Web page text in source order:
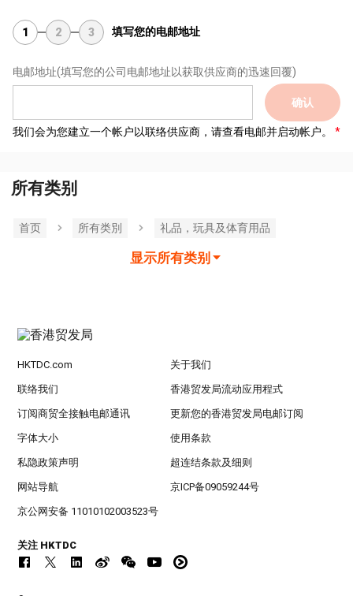
1 2 3 填写您的电邮地址
电邮地址(填写您的公司电邮地址以获取供应商的迅速回覆)
确认
我们会为您建立一个帐户以联络供应商，请查看电邮并启动帐户。
所有类别
首页 所有类別 礼品，玩具及体育用品
显示所有类别
HKTDC.com 关于我们
联络我们 香港贸发局流动应用程式
订阅商贸全接触电邮通讯 更新您的香港贸发局电邮订阅
字体大小 使用条款
私隐政策声明 超连结条款及细则
网站导航 京ICP备09059244号
京公网安备 11010102003523号
关注 HKTDC